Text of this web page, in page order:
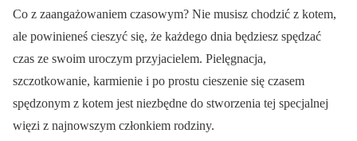
Co z zaangażowaniem czasowym? Nie musisz chodzić z kotem,
ale powinieneś cieszyć się, że każdego dnia będziesz spędzać
czas ze swoim uroczym przyjacielem. Pielęgnacja,
szczotkowanie, karmienie i po prostu cieszenie się czasem
spędzonym z kotem jest niezbędne do stworzenia tej specjalnej
więzi z najnowszym członkiem rodziny.